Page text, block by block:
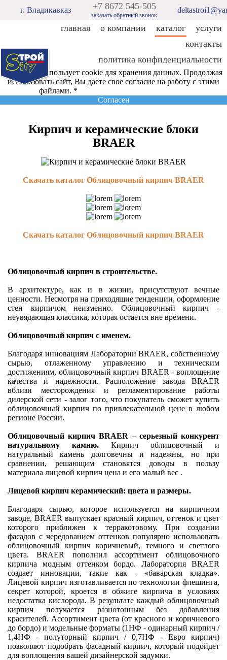
г. Владикавказ +7 8672 545-505
заказать обратный звонок
главная о компании каталог
услуги
контакты
политика конфиденциальности
Этот сайт использует cookie для хранения данных. Продолжая
использовать сайт, Вы даете свое согласие на работу с этими
файлами. *
Согласен
Кирпич и керамические блоки
BRAER
Скачать каталог Облицовочный кирпич BRAER
Скачать каталог Облицовочный кирпич BRAER
Облицовочный кирпич в строительстве.
В архитектуре, как и в жизни, присутствуют вечные
ценности. Несмотря на приходящие тенденции, оформление
стен кирпичом неизменно. Облицовочный кирпич -
неувядающая классика, которая остается вне времени.
Облицовочный кирпич с именем.
Благодаря инновациям Лаборатории BRAER, собственному
сырью, отлаженному управлению и техническим
достижениям, облицовочный кирпич BRAER - воплощение
качества и надежности. Расположение завода BRAER
вблизи месторождения и регламентирование работы
дилерской сети - залог того, что покупатель сможет купить
облицовочный кирпич по привлекательной цене в любом
регионе России.
Облицовочный кирпич ВRАЕR – серьезный конкурент
натуральному камню. Кирпич облицовочный и
натуральный камень долговечны и надежны, но при
сравнении, решающим становятся доводы в пользу
материала лицевой кирпич цена и его малый вес .
Лицевой кирпич керамический: цвета и размеры.
Благодаря сырью, которое используется на кирпичном
заводе, BRAER выпускает красный кирпич, оттенок и цвет
которого приближен к терракотовому. При создании
фасадов с чередованием оттенков популярно использовать
облицовочный кирпич коричневый, темного и светлого
цвета. BRAER пополнил ассортимент облицовочного
кирпича модным оттенком бордо. Лаборатория BRAER
создает инновации, такие как - «баварская кладка».
Лицевой кирпич изготавливается по технологии флешинга,
секрет которой, кроется в обжиге кирпича в условиях
недостатка кислорода. В результате каждый облицовочный
кирпич получается разнотонным без добавления
красителей. Ассортимент цвета (от красного и коричневого
до бордо) и модельные форматы (1НФ - одинарный кирпич /
1,4НФ - полуторный кирпич / 0,7НФ - Евро кирпич)
позволяют подобрать фасадный кирпич, который подойдет
для воплощения вашей дизайнерской задумки.